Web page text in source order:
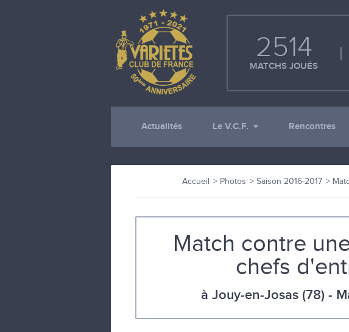
2514
MATCHS JOUÉS
Actualités Le V.C.F. Rencontres
Accueil Photos Saison 2016-2017
Match contre
chefs
à Jouy-en-Josas (78) -